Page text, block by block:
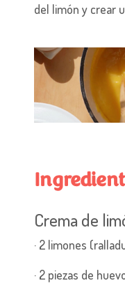
del limón y crear
Crema de
· 2 limones
· 2 piezas de